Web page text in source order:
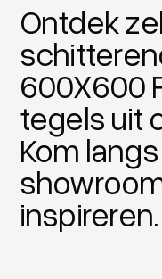
Ontdek
600X600
tegels uit
Kom
inspireren.